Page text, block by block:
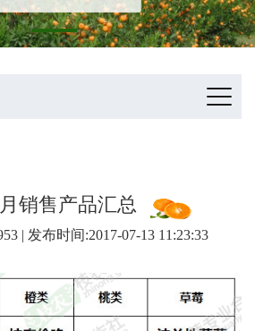
销售产品汇总
| 发布时间:2017-07-13 11:23:33